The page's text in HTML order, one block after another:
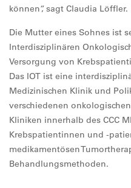
können“, sagt Claudia Löffler.
Die Mutter eines Sohnes ist
Interdisziplinären
Versorgung von
Das IOT ist eine
Medizinischen Klinik und
verschiedenen
Kliniken innerhalb des CCC
Krebspatientinnen und -
medikamentösen
Behandlungsmethoden.